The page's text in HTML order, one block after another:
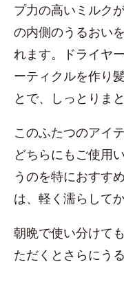
プ力の高いミルク
の内側のうるおい
れます。ドライヤ
ーティクルを作り
とで、しっとりま
このふたつのアイ
どちらにもご使用
うのを特におすす
は、軽く濡らして
朝晩で使い分けて
ただくとさらにう